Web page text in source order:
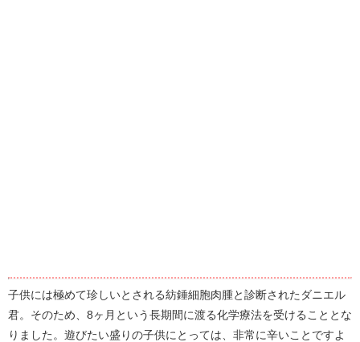
子供には極めて珍しいとされる紡錘細胞肉腫と診断されたダニエル
君。そのため、8ヶ月という長期間に渡る化学療法を受けることとな
りました。遊びたい盛りの子供にとっては、非常に辛いことですよ